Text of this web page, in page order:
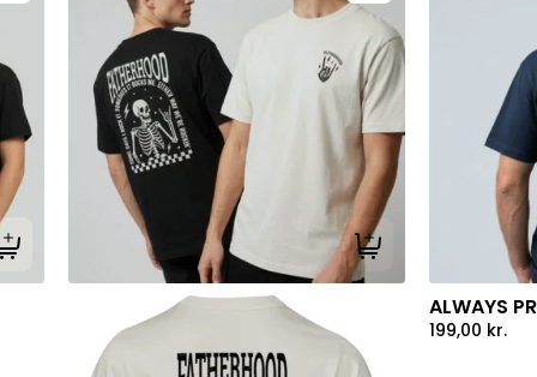
Tilføj til kurv Tilføj til kurv
ALWAYS
199,00 kr.